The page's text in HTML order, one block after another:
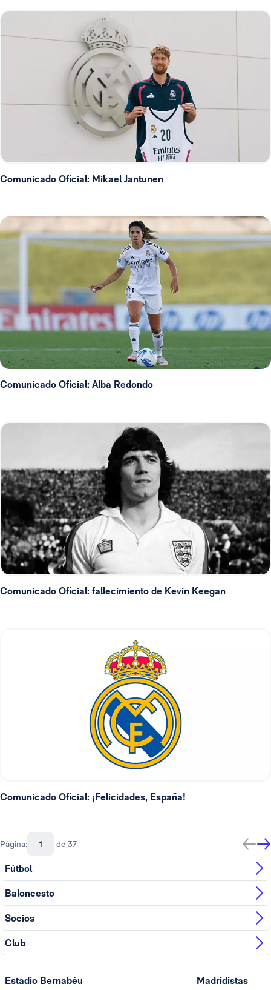
Comunicado Oficial: Mikael Jantunen
Comunicado Oficial: Alba Redondo
Comunicado Oficial: fallecimiento de Kevin Keegan
Comunicado Oficial: ¡Felicidades, España!
Página: de 37
Fútbol
Baloncesto
Socios
Club
Estadio Bernabéu Madridistas